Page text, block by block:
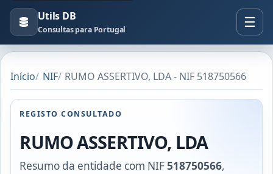
Utils DB
Consultas para Portugal
Início NIF RUMO ASSERTIVO, LDA - NIF 518750566
REGISTO CONSULTADO
RUMO ASSERTIVO, LDA
Resumo da entidade com NIF518750566,